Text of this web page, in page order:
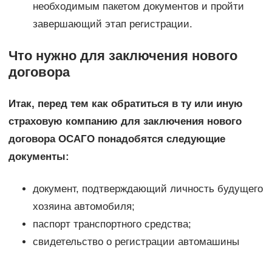
необходимым пакетом документов и пройти
завершающий этап регистрации.
Что нужно для заключения нового
договора
Итак, перед тем как обратиться в ту или иную
страховую компанию для заключения нового
договора ОСАГО понадобятся следующие
документы:
документ, подтверждающий личность будущего
хозяина автомобиля;
паспорт транспортного средства;
свидетельство о регистрации автомашины